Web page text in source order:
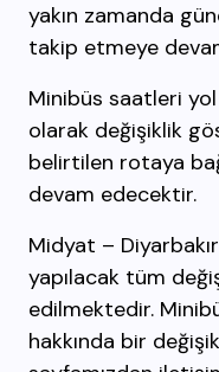
yakın zamanda
takip etmeye
Minibüs saatleri
olarak değişiklik
belirtilen rotaya
devam edecektir.
Midyat –
yapılacak tüm
edilmektedir.
hakkında bir